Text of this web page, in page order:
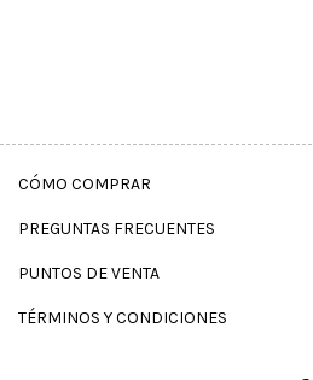
CÓMO COMPRAR
PREGUNTAS FRECUENTES
PUNTOS DE VENTA
TÉRMINOS Y CONDICIONES